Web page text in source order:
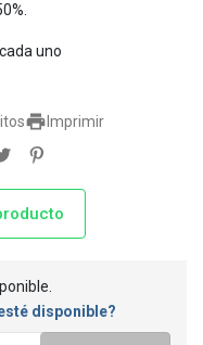
uno
 Imprimir
disponible?